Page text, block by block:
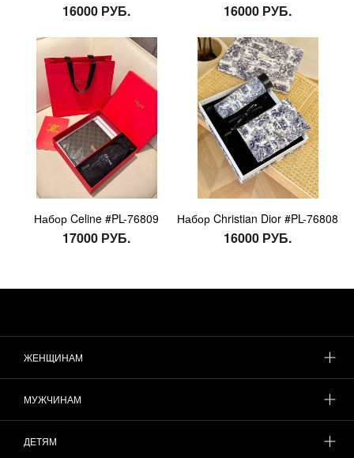
16000 РУБ. 16000 РУБ.
Набор Celine #PL-76809
17000 РУБ.
Набор Christian Dior #PL-76808
16000 РУБ.
ЖЕНЩИНАМ
МУЖЧИНАМ
ДЕТЯМ